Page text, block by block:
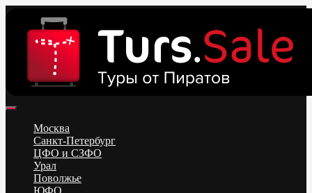
content
Низкие цены на путевки 3-7-10 ночей все включено, отдых на
море. Распродажа экскурсионных и горнолыжных туров.
Обновление каждый день. Официальный сайт Тур Сейл
Москва
Санкт-Петербург
ЦФО и СЗФО
Урал
Поволжье
ЮФО